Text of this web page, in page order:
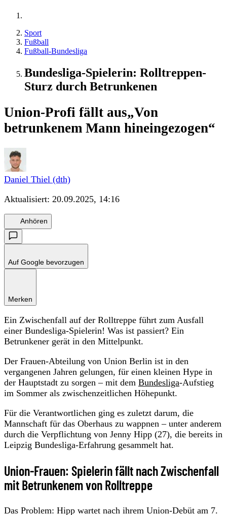
Sport
Fußball
Fußball-Bundesliga
Bundesliga-Spielerin: Rolltreppen-
Sturz durch Betrunkenen
Union-Profi fällt aus„Von
betrunkenem Mann hineingezogen“
Daniel Thiel (dth)
Aktualisiert: 20.09.2025, 14:16
Anhören
Auf Google bevorzugen
Merken
Ein Zwischenfall auf der Rolltreppe führt zum Ausfall
einer Bundesliga-Spielerin! Was ist passiert? Ein
Betrunkener gerät in den Mittelpunkt.
Der Frauen-Abteilung von Union Berlin ist in den
vergangenen Jahren gelungen, für einen kleinen Hype in
der Hauptstadt zu sorgen – mit dem Bundesliga-Aufstieg
im Sommer als zwischenzeitlichen Höhepunkt.
Für die Verantwortlichen ging es zuletzt darum, die
Mannschaft für das Oberhaus zu wappnen – unter anderem
durch die Verpflichtung von Jenny Hipp (27), die bereits in
Leipzig Bundesliga-Erfahrung gesammelt hat.
Union-Frauen: Spielerin fällt nach Zwischenfall
mit Betrunkenem von Rolltreppe
Das Problem: Hipp wartet nach ihrem Union-Debüt am 7.